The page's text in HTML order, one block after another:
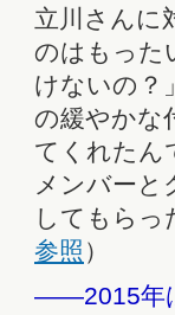
立川さんに
のはもった
けないの？
の緩やかな
てくれたん
メンバー
してもらっ
参照 ）
――2015年